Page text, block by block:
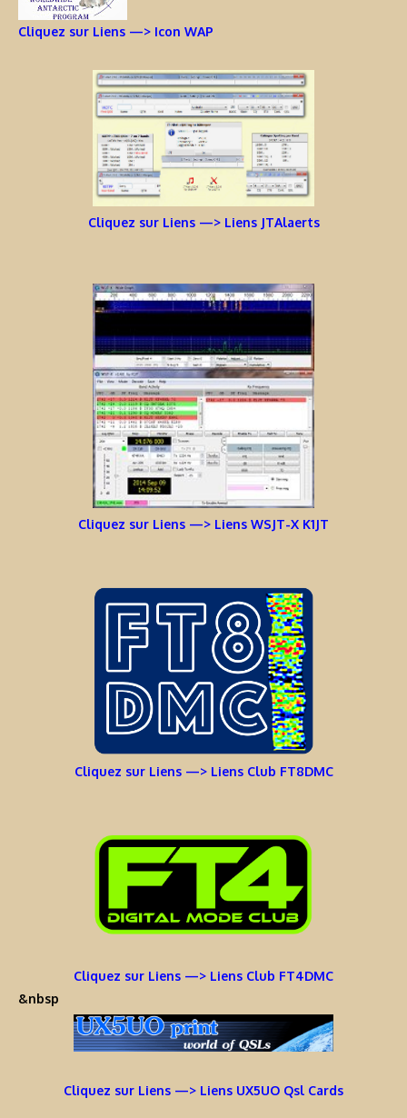
Cliquez sur Liens —> Icon WAP
Cliquez sur Liens —> Liens JTAlaerts
Cliquez sur Liens —> Liens WSJT-X K1JT
Cliquez sur Liens —> Liens Club FT8DMC
Cliquez sur Liens —> Liens Club FT4DMC
&nbsp
Cliquez sur Liens —> Liens UX5UO Qsl Cards